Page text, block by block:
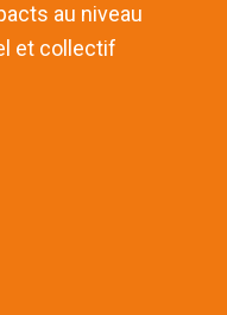
au niveau
et collectif